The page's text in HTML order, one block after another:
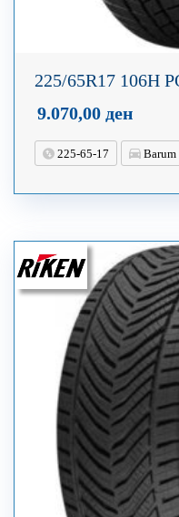
225/65R17 106H
9.070,00 ден
225-65-17 Barum